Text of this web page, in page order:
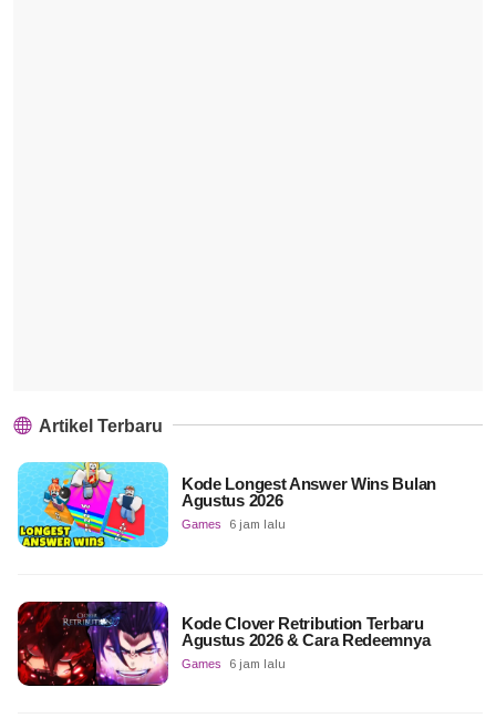
Artikel Terbaru
Kode Longest Answer Wins Bulan
Agustus 2026
Games 6 jam lalu
Kode Clover Retribution Terbaru
Agustus 2026 & Cara Redeemnya
Games 6 jam lalu